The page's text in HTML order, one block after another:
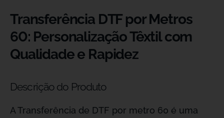
Transferência DTF por Metros
60: Personalização Têxtil com
Qualidade e Rapidez
Descrição do Produto
A Transferência de DTF por metro 60 é uma